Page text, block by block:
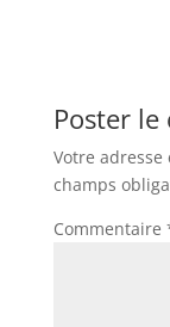
Poster
Votre
champs
Commentaire